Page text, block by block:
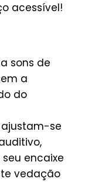
acessível!
sons de
a
do
ajustam-se
encaixe
vedação